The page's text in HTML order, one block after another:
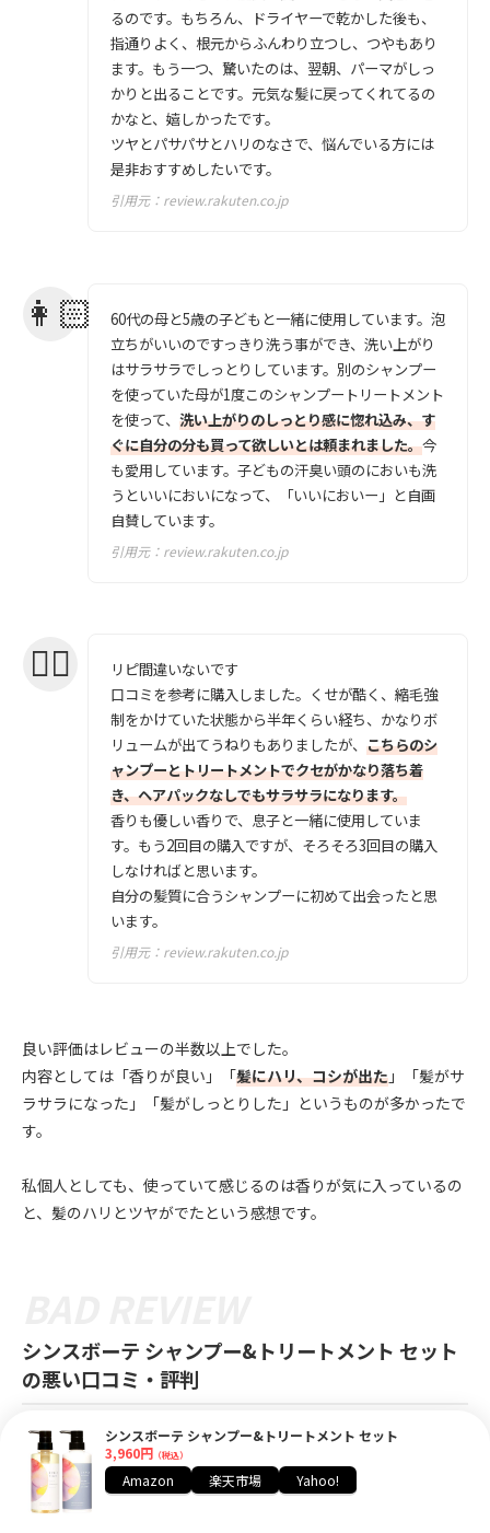
るのです。もちろん、ドライヤーで乾かした後も、
指通りよく、根元からふんわり立つし、つやもあり
ます。もう一つ、驚いたのは、翌朝、パーマがしっ
かりと出ることです。元気な髪に戻ってくれてるの
かなと、嬉しかったです。
ツヤとパサパサとハリのなさで、悩んでいる方には
是非おすすめしたいです。
引用元： review.rakuten.co.jp
60代の母と5歳の子どもと一緒に使用しています。泡
立ちがいいのですっきり洗う事ができ、洗い上がり
はサラサラでしっとりしています。別のシャンプー
を使っていた母が1度このシャンプートリートメント
を使って、 洗い上がりのしっとり感に惚れ込み、す
ぐに自分の分も買って欲しいとは頼まれました。今
も愛用しています。子どもの汗臭い頭のにおいも洗
うといいにおいになって、「いいにおいー」と自画
自賛しています。
引用元： review.rakuten.co.jp
リピ間違いないです
口コミを参考に購入しました。くせが酷く、縮毛強
制をかけていた状態から半年くらい経ち、かなりボ
リュームが出てうねりもありましたが、 こちらのシ
ャンプーとトリートメントでクセがかなり落ち着
き、ヘアパックなしでもサラサラになります。
香りも優しい香りで、息子と一緒に使用していま
す。もう2回目の購入ですが、そろそろ3回目の購入
しなければと思います。
自分の髪質に合うシャンプーに初めて出会ったと思
います。
引用元： review.rakuten.co.jp
良い評価はレビューの半数以上でした。
内容としては「香りが良い」「髪にハリ、コシが出た 」「髪がサ
ラサラになった」「髪がしっとりした」というものが多かったで
す。
私個人としても、使っていて感じるのは香りが気に入っているの
と、髪のハリとツヤがでたという感想です。
シンスボーテ シャンプー&トリートメント セット
の悪い口コミ・評判
次に、他の方々のリアルな感想や悪評も紹介します💁‍♀️
良いところだけじゃなく、悪いところも知っておくと安心して買
いやすいですよね。
シンスボーテ シャンプー&トリートメント セット
3,960円 （税込）
Amazon 楽天市場 Yahoo!